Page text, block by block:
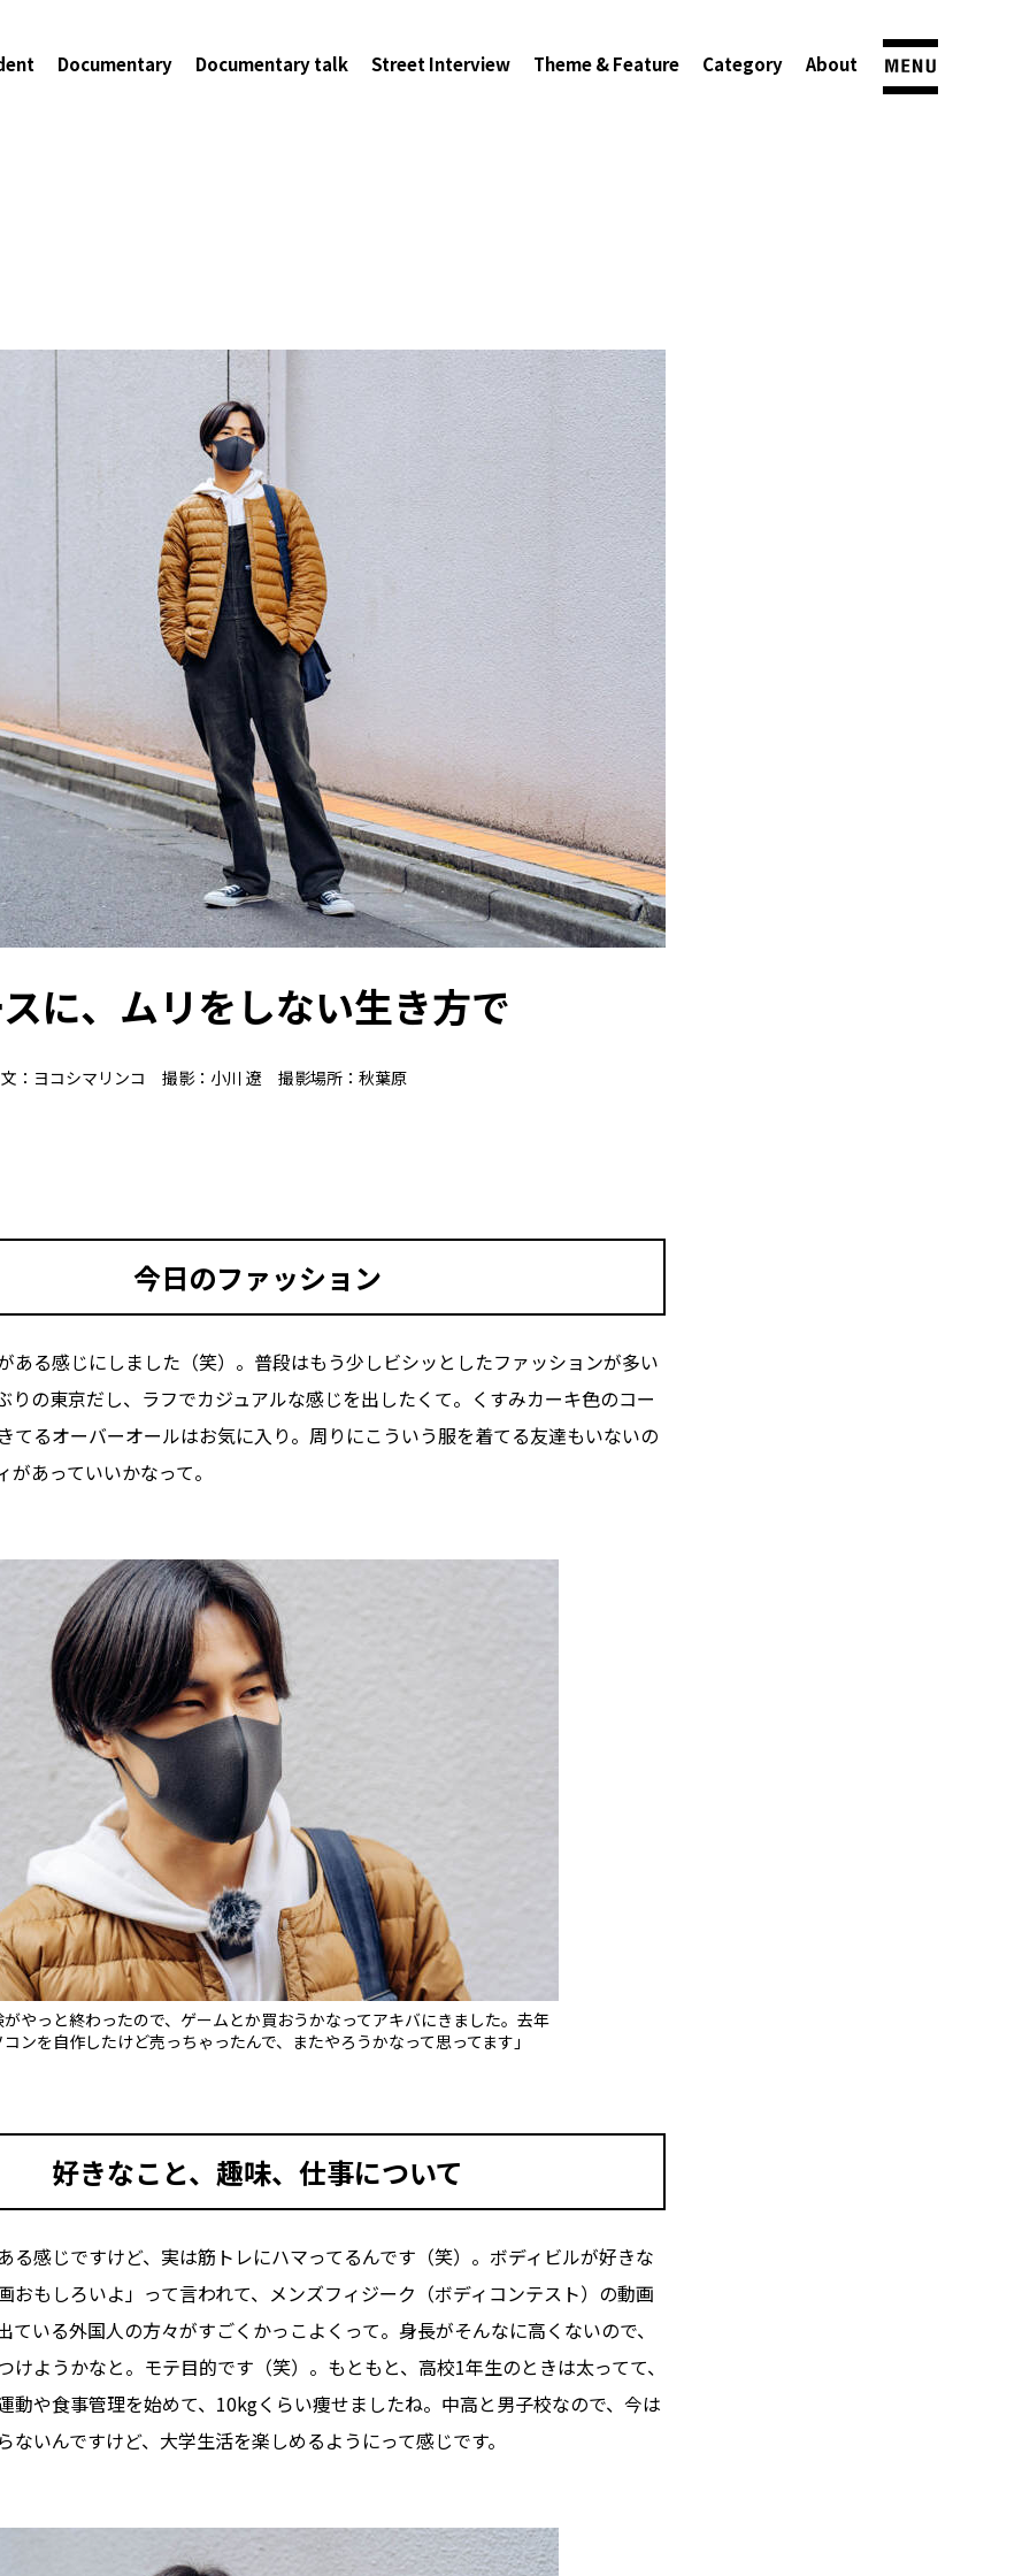
Documentary Documentary talk Street Interview Theme & Feature Category About
に、ムリをしない生き方で
：ヨコシマリンコ 撮影：小川 遼 撮影場所：秋葉原
今日のファッション
ある感じにしました（笑）。普段はもう少しビシッとしたファッションが多い
りの東京だし、ラフでカジュアルな感じを出したくて。くすみカーキ色のコー
てるオーバーオールはお気に入り。周りにこういう服を着てる友達もいないの
あっていいかなって。
やっと終わったので、ゲームとか買おうかなってアキバにきました。去年
ンを自作したけど売っちゃったんで、またやろうかなって思ってます」
好きなこと、趣味、仕事について
る感じですけど、実は筋トレにハマってるんです（笑）。ボディビルが好きな
おもしろいよ」って言われて、メンズフィジーク（ボディコンテスト）の動画
ている外国人の方々がすごくかっこよくって。身長がそんなに高くないので、
けようかなと。モテ目的です（笑）。もともと、高校1年生のときは太ってて、
動や食事管理を始めて、10kgくらい痩せましたね。中高と男子校なので、今は
ないんですけど、大学生活を楽しめるようにって感じです。